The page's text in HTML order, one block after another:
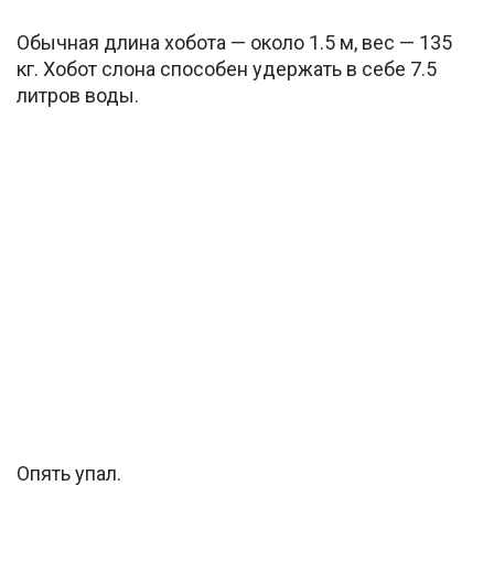
Обычная длина хобота — около 1.5 м, вес — 135
кг. Хобот слона способен удержать в себе 7.5
литров воды.
Опять упал.